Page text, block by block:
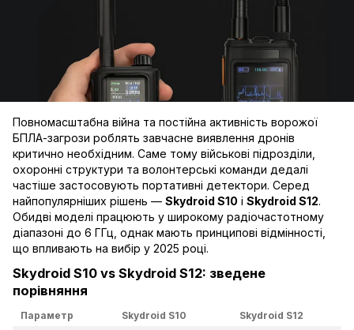
Повномасштабна війна та постійна активність ворожої
БПЛА-загрози роблять завчасне виявлення дронів
критично необхідним. Саме тому військові підрозділи,
охоронні структури та волонтерські команди дедалі
частіше застосовують портативні детектори. Серед
найпопулярніших рішень — Skydroid S10 і Skydroid S12.
Обидві моделі працюють у широкому радіочастотному
діапазоні до 6 ГГц, однак мають принципові відмінності,
що впливають на вибір у 2025 році.
Skydroid S10 vs Skydroid S12: зведене
порівняння
Параметр Skydroid S10 Skydroid S12